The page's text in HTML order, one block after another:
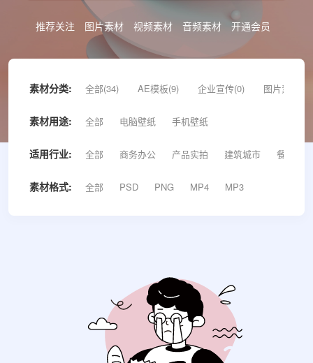
推荐关注 图片素材 视频素材 音频素材 开通会员
素材分类: 全部(34) AE模板(9) 企业宣传(0) 图片素材(9)
素材用途: 全部 电脑壁纸 手机壁纸
适用行业: 全部 商务办公 产品实拍 建筑城市 餐饮美食
素材格式: 全部 PSD PNG MP4 MP3